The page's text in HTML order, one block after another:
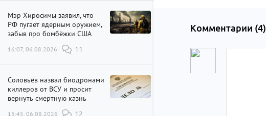
Мэр Хиросимы заявил, что
РФ пугает ядерным оружием,
забыв про бомбёжки США
16:07, 06.08.2026 11
Соловьёв назвал биодронами
киллеров от ВСУ и просит
вернуть смертную казнь
15:45, 06.08.2026 12
Комментарии (4)